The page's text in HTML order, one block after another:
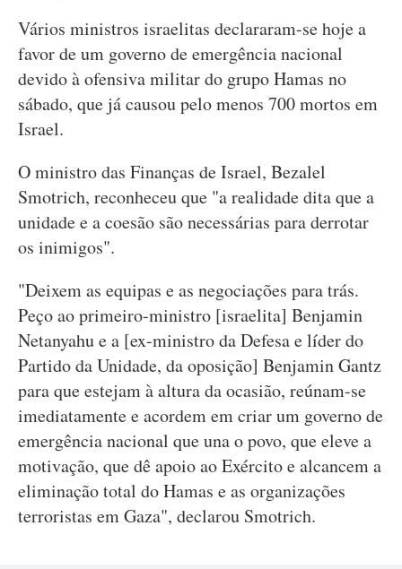
Vários ministros israelitas declararam-se hoje a
favor de um governo de emergência nacional
devido à ofensiva militar do grupo Hamas no
sábado, que já causou pelo menos 700 mortos em
Israel.
O ministro das Finanças de Israel, Bezalel
Smotrich, reconheceu que "a realidade dita que a
unidade e a coesão são necessárias para derrotar
os inimigos".
"Deixem as equipas e as negociações para trás.
Peço ao primeiro-ministro [israelita] Benjamin
Netanyahu e a [ex-ministro da Defesa e líder do
Partido da Unidade, da oposição] Benjamin Gantz
para que estejam à altura da ocasião, reúnam-se
imediatamente e acordem em criar um governo de
emergência nacional que una o povo, que eleve a
motivação, que dê apoio ao Exército e alcancem a
eliminação total do Hamas e as organizações
terroristas em Gaza", declarou Smotrich.